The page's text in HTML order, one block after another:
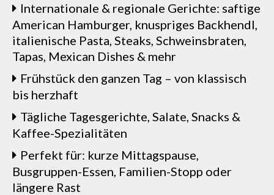
Internationale & regionale Gerichte: saftige
American Hamburger, knuspriges Backhendl,
italienische Pasta, Steaks, Schweinsbraten,
Tapas, Mexican Dishes & mehr
Frühstück den ganzen Tag – von klassisch
bis herzhaft
Tägliche Tagesgerichte, Salate, Snacks &
Kaffee-Spezialitäten
Perfekt für: kurze Mittagspause,
Busgruppen-Essen, Familien-Stopp oder
längere Rast